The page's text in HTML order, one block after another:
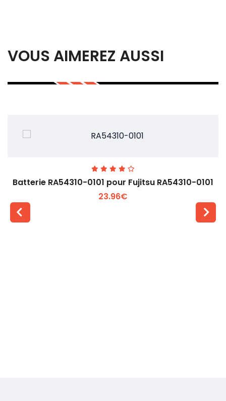
VOUS AIMEREZ AUSSI
Batterie RA54310-0101 pour Fujitsu RA54310-0101
23.96€